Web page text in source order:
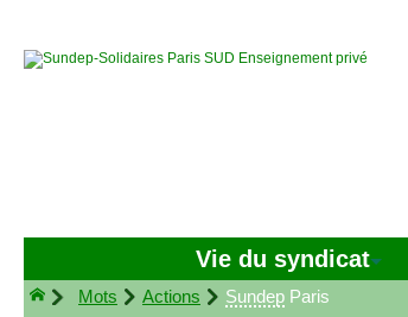
Vie du syndicat
Mots Actions Sundep Paris